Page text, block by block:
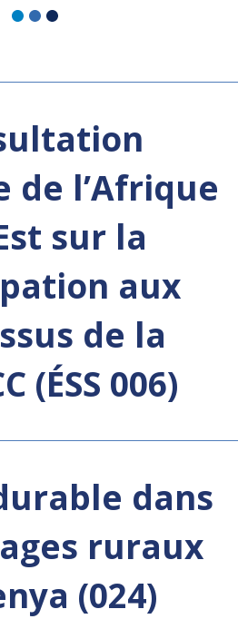
de l’Afrique
sur la
aux
de la
(ÉSS 006)
dans
ruraux
(024)